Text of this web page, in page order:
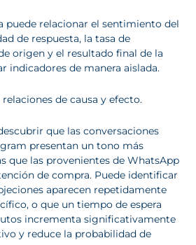
puede relacionar el sentimiento del
de respuesta, la tasa de
origen y el resultado final de la
indicadores de manera aislada.
de causa y efecto.
que las conversaciones
presentan un tono más
que las provenientes de WhatsApp
de compra. Puede identificar
aparecen repetidamente
o que un tiempo de espera
incrementa significativamente
y reduce la probabilidad de